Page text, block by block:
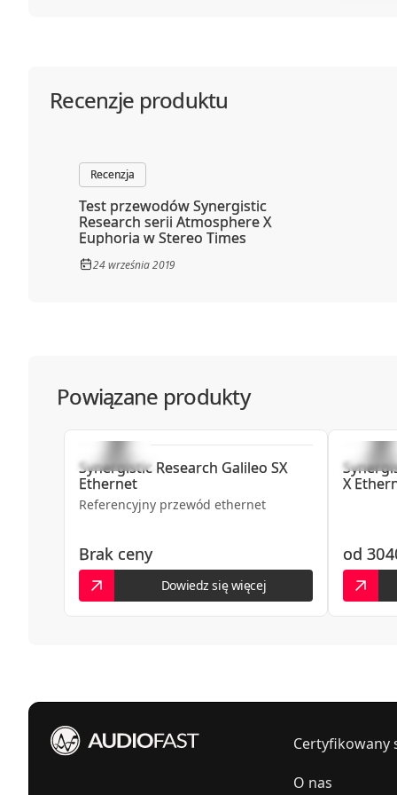
Recenzje produktu
Recenzja
24 września 2019
Test przewodów Synergistic
Research serii Atmosphere X
Euphoria w Stereo Times
Powiązane produkty
Synergistic Research Galileo SX
Ethernet
Referencyjny przewód ethernet
Brak ceny
Dowiedz się więcej
X
od
Certyfikowany
O nas